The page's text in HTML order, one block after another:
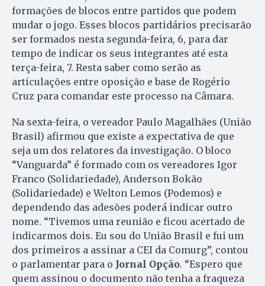
formações de blocos entre partidos que podem
mudar o jogo. Esses blocos partidários precisarão
ser formados nesta segunda-feira, 6, para dar
tempo de indicar os seus integrantes até esta
terça-feira, 7. Resta saber como serão as
articulações entre oposição e base de Rogério
Cruz para comandar este processo na Câmara.
Na sexta-feira, o vereador Paulo Magalhães (União
Brasil) afirmou que existe a expectativa de que
seja um dos relatores da investigação. O bloco
“Vanguarda” é formado com os vereadores Igor
Franco (Solidariedade), Anderson Bokão
(Solidariedade) e Welton Lemos (Podemos) e
dependendo das adesões poderá indicar outro
nome. “Tivemos uma reunião e ficou acertado de
indicarmos dois. Eu sou do União Brasil e fui um
dos primeiros a assinar a CEI da Comurg”, contou
o parlamentar para o Jornal Opção. “Espero que
quem assinou o documento não tenha a fraqueza